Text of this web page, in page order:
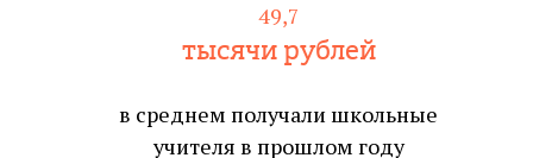
49,7
тысячи рублей
в среднем получали школьные
учителя в прошлом году